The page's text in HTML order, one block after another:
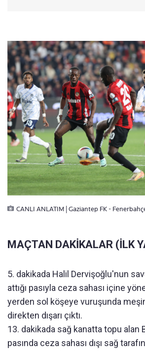
CANLI ANLATIM | Gaziantep FK -
MAÇTAN DAKİKALAR (İLK
5. dakikada Halil Dervişoğlu'nun
attığı pasıyla ceza sahası içine
yerden sol köşeye vuruşunda
direkten dışarı çıktı.
13. dakikada sağ kanatta topu alan
pasında ceza sahası dışı sağ